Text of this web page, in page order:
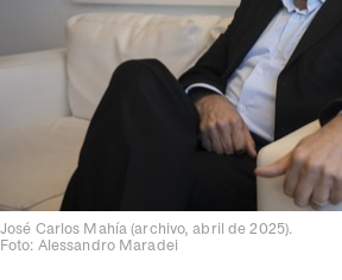
José Carlos Mahía (archivo, abril de 2025).
Foto: Alessandro Maradei